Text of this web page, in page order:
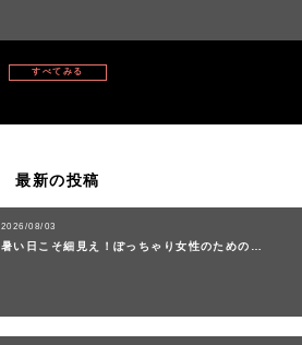
すべてみる
最新の投稿
2026/08/03
暑い日こそ細見え！ぽっちゃり女性のための…